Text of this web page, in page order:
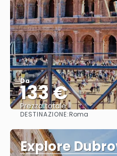
Da
133 €
Prezzo totale
DESTINAZIONE:Roma
Explore